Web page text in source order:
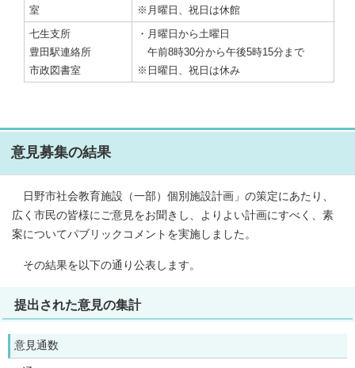
室
※月曜日、祝日は休館
七生支所
豊田駅連絡所
市政図書室
・月曜日から土曜日
午前8時30分から午後5時15分まで
※日曜日、祝日は休み
意見募集の結果
日野市社会教育施設（一部）個別施設計画」の策定にあたり、
広く市民の皆様にご意見をお聞きし、よりよい計画にすべく、素
案についてパブリックコメントを実施しました。
その結果を以下の通り公表します。
提出された意見の集計
意見通数